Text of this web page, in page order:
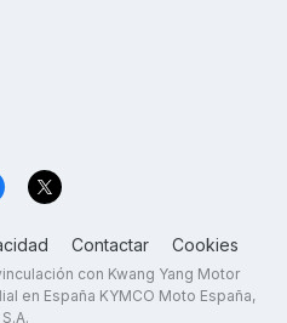
Contactar Cookies
con Kwang Yang Motor
en España KYMCO Moto España,
S.A.